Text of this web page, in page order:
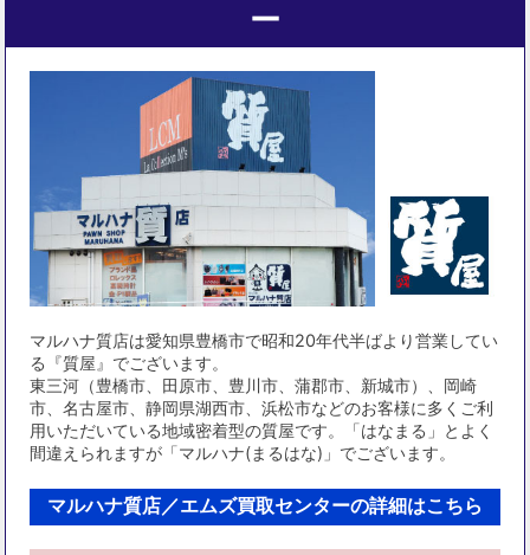
ー
マルハナ質店は愛知県豊橋市で昭和20年代半ばより営業してい
る『質屋』でございます。
東三河（豊橋市、田原市、豊川市、蒲郡市、新城市）、岡崎
市、名古屋市、静岡県湖西市、浜松市などのお客様に多くご利
用いただいている地域密着型の質屋です。「はなまる」とよく
間違えられますが「マルハナ(まるはな)」でございます。
マルハナ質店／エムズ買取センターの詳細はこちら